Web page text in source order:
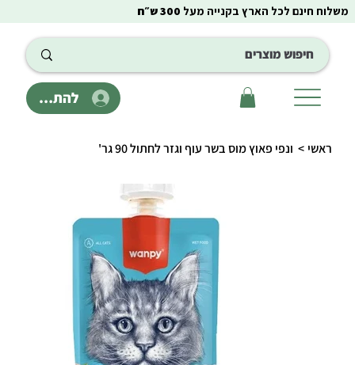
להתחבר
משלוח חינם לכל הארץ בקנייה מעל 300 ש״ח
ראשי > ונפי פאוץ מוס בשר עוף וגזר לחתול 90 גר'